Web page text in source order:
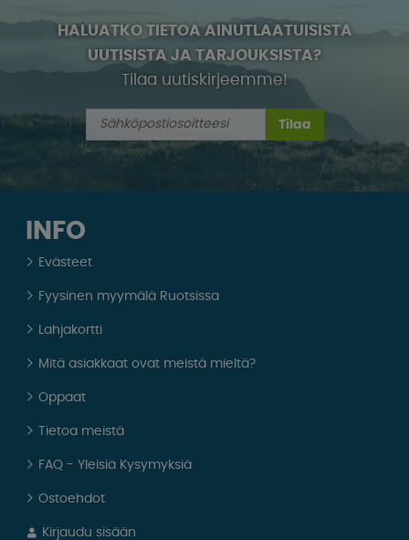
HALUATKO TIETOA AINUTLAATUISISTA
UUTISISTA JA TARJOUKSISTA?
Tilaa uutiskirjeemme!
Tilaa
INFO
Evästeet
Fyysinen myymälä Ruotsissa
Lahjakortti
Mitä asiakkaat ovat meistä mieltä?
Oppaat
Tietoa meistä
FAQ - Yleisiä Kysymyksiä
Ostoehdot
Kirjaudu sisään